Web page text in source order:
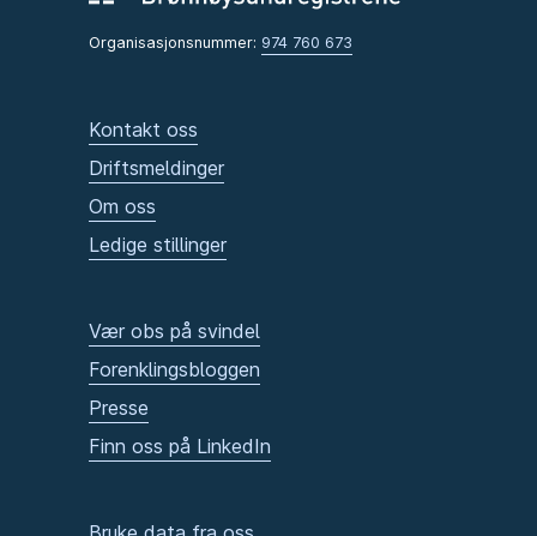
Organisasjonsnummer: 974 760 673
Kontakt oss
Driftsmeldinger
Om oss
Ledige stillinger
Vær obs på svindel
Forenklingsbloggen
Presse
Finn oss på LinkedIn